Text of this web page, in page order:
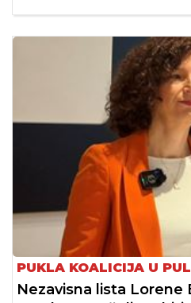
PUKLA KOALICIJA U
Nezavisna lista Lorene